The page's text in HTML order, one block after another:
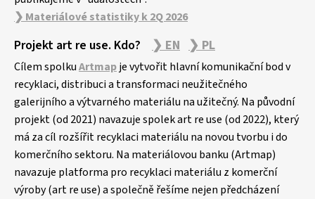
❯ Materiálové statistiky k 2Q 2026
Projekt art re use. Kdo? ❯ EN ❯ PL
Cílem spolkuArtmapje vytvořit hlavní komunikační bod v
recyklaci, distribuci a transformaci neužitečného
galerijního a výtvarného materiálu na užitečný. Na původní
projekt (od 2021) navazuje spolek art re use (od 2022), který
má za cíl rozšířit recyklaci materiálu na novou tvorbu i do
komerčního sektoru. Na materiálovou banku (Artmap)
navazuje platforma pro recyklaci materiálu z komerční
výroby (art re use) a společně řešíme nejen předcházení